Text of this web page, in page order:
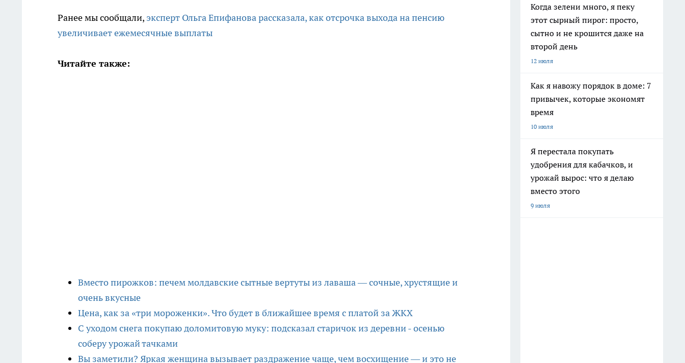
Ранее мы сообщали, эксперт Ольга Епифанова рассказала, как отсрочка выхода на пенсию
увеличивает ежемесячные выплаты
Читайте также:
Вместо пирожков: печем молдавские сытные вертуты из лаваша — сочные, хрустящие и
очень вкусные
Цена, как за «три мороженки». Что будет в ближайшее время с платой за ЖКХ
С уходом снега покупаю доломитовую муку: подсказал старичок из деревни - осенью
соберу урожай тачками
Вы заметили? Яркая женщина вызывает раздражение чаще, чем восхищение — и это не
Когда зелени много, я пеку
этот сырный пирог: просто,
сытно и не крошится даже на
второй день
12 июля
Как я навожу порядок в доме: 7
привычек, которые экономят
время
10 июля
Я перестала покупать
удобрения для кабачков, и
урожай вырос: что я делаю
вместо этого
9 июля